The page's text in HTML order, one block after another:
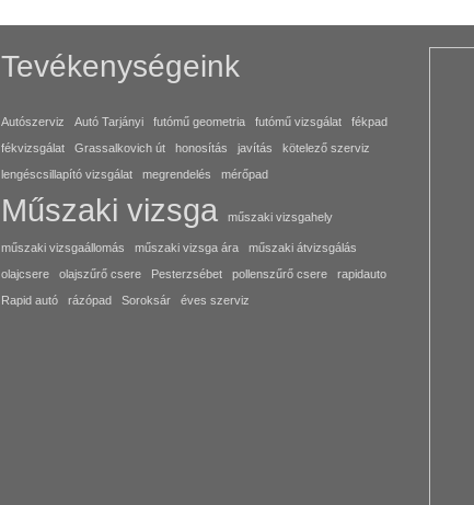
Tevékenységeink
Autószerviz Autó Tarjányi futómű geometria futómű vizsgálat
fékpad
fékvizsgálat
Grassalkovich út honosítás javítás
kötelező szerviz
lengéscsillapító vizsgálat
megrendelés mérőpad
Műszaki vizsga műszaki vizsgahely
műszaki vizsgaállomás műszaki vizsga ára
műszaki átvizsgálás
olajcsere
olajszűrő csere Pesterzsébet pollenszűrő csere
rapidauto
Rapid autó
rázópad Soroksár éves szerviz